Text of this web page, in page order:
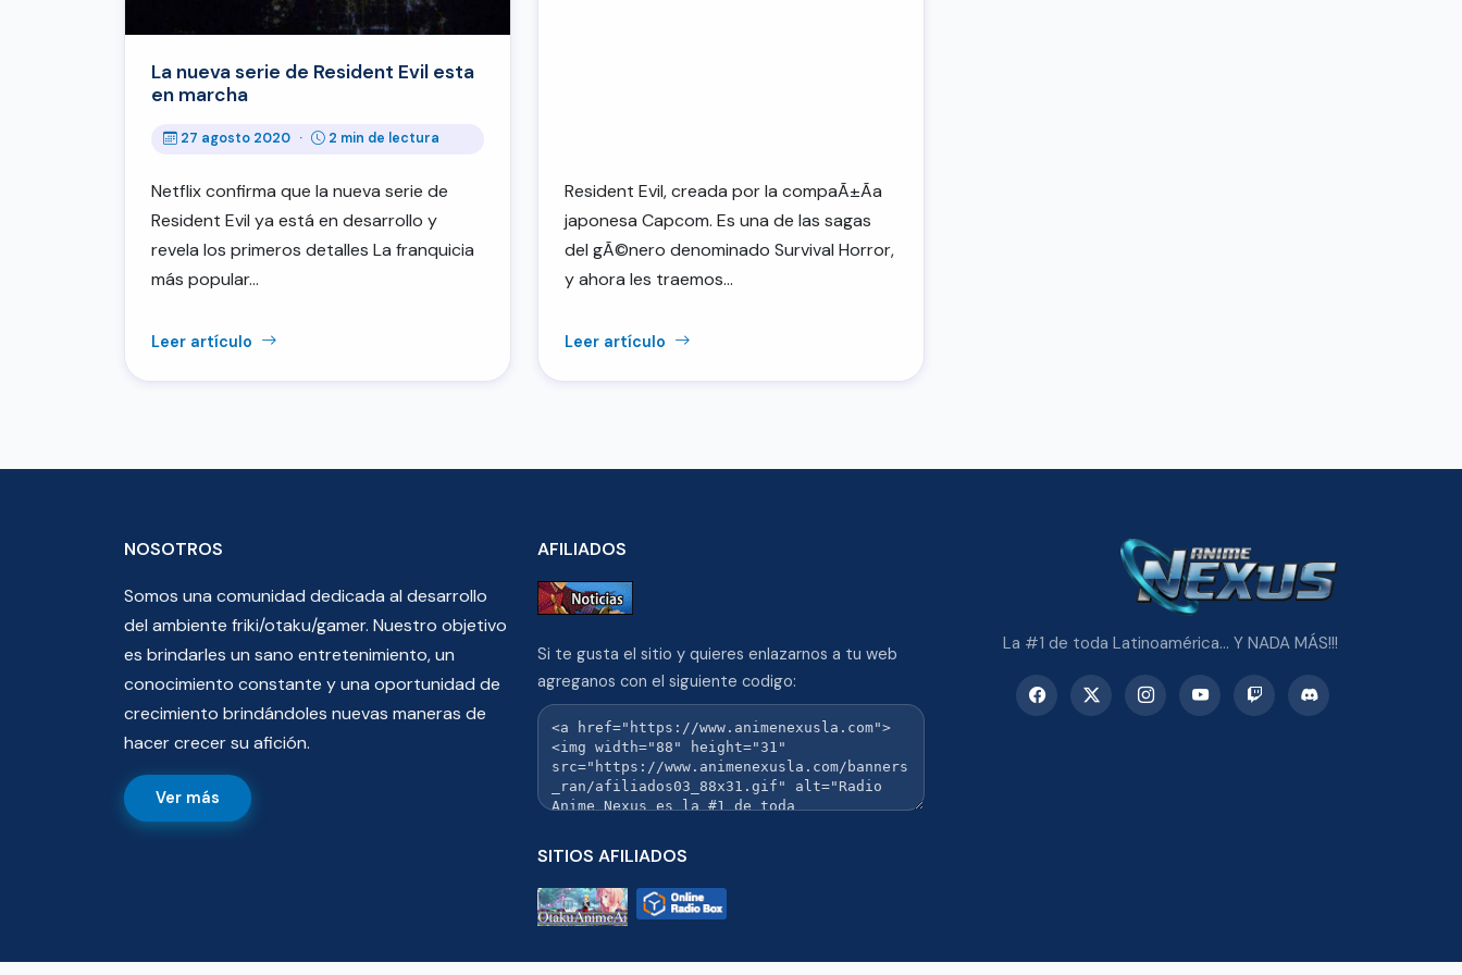
La nueva serie de Resident Evil esta
en marcha
27 agosto 2020 · 2 min de lectura
Netflix confirma que la nueva serie de
Resident Evil ya está en desarrollo y
revela los primeros detalles La franquicia
más popular…
Leer artículo
Resident Evil, creada por la compaÃ±Ã­a
japonesa Capcom. Es una de las sagas
del gÃ©nero denominado Survival Horror,
y ahora les traemos…
Leer artículo
NOSOTROS
Somos una comunidad dedicada al desarrollo
del ambiente friki/otaku/gamer. Nuestro objetivo
es brindarles un sano entretenimiento, un
conocimiento constante y una oportunidad de
crecimiento brindándoles nuevas maneras de
hacer crecer su afición.
Ver más
AFILIADOS
Si te gusta el sitio y quieres enlazarnos a tu web
agreganos con el siguiente codigo:
SITIOS AFILIADOS
La #1 de toda Latinoamérica... Y NADA MÁS!!!